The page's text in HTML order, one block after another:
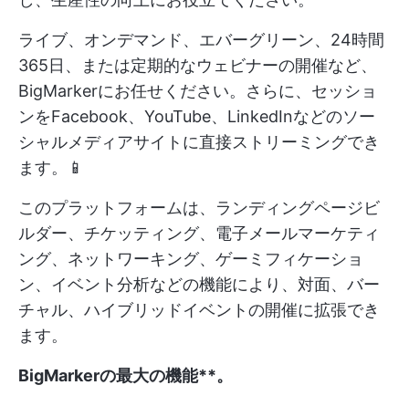
ライブ、オンデマンド、エバーグリーン、24時間
365日、または定期的なウェビナーの開催など、
BigMarkerにお任せください。さらに、セッショ
ンをFacebook、YouTube、LinkedInなどのソー
シャルメディアサイトに直接ストリーミングでき
ます。📱
このプラットフォームは、ランディングページビ
ルダー、チケッティング、電子メールマーケティ
ング、ネットワーキング、ゲーミフィケーショ
ン、イベント分析などの機能により、対面、バー
チャル、ハイブリッドイベントの開催に拡張でき
ます。
BigMarkerの最大の機能**。